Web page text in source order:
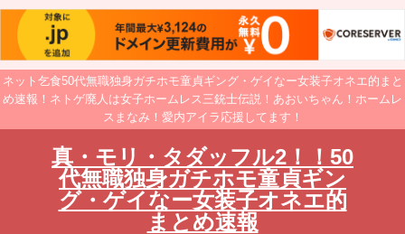
ネット乞食50代無職独身ガチホモ童貞ギング・ゲイなー女装子オネエ的まと
め速報！ネトゲ廃人は女子ホームレス三銃士伝説！あおいちゃん！ホームレ
スまなみ！愛内アイラ応援してます！
真・モリ・タダッフル2！！50
代無職独身ガチホモ童貞ギン
グ・ゲイなー女装子オネエ的
まとめ速報